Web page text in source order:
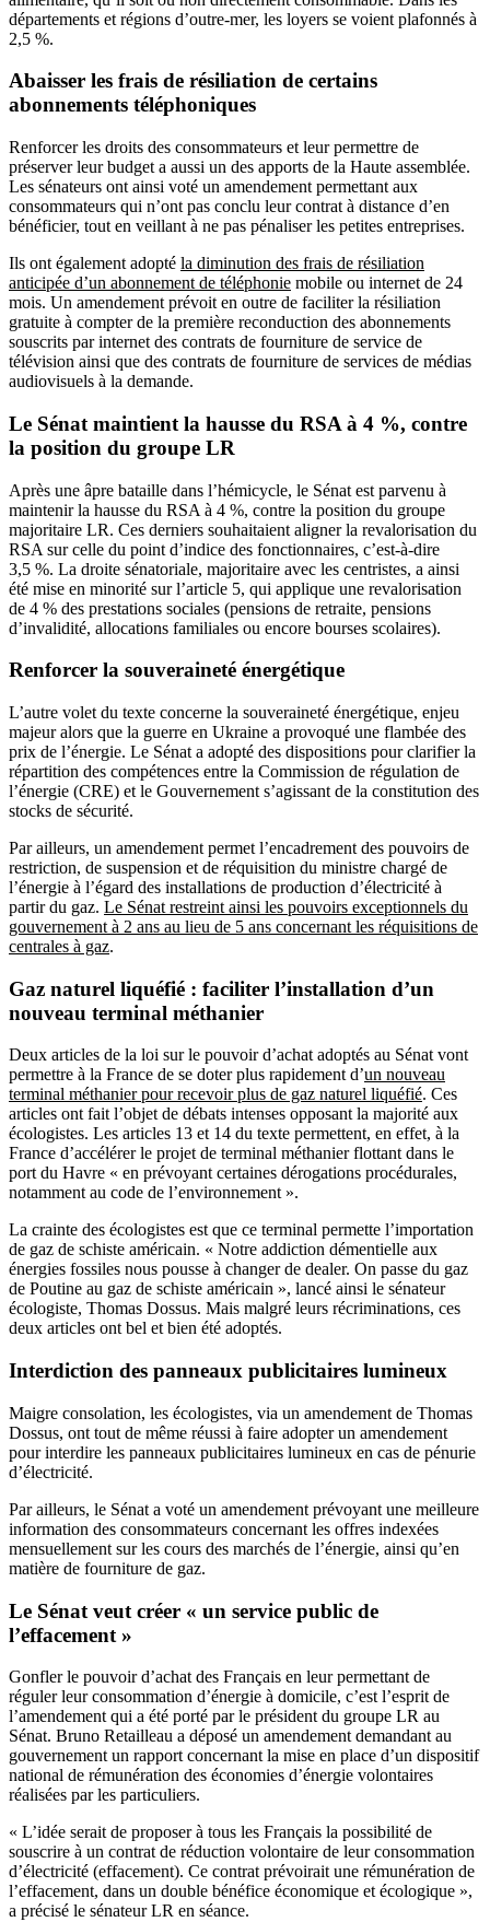
départements et régions d’outre-mer, les loyers se voient plafonnés à
2,5 %.
Abaisser les frais de résiliation de certains
abonnements téléphoniques
Renforcer les droits des consommateurs et leur permettre de
préserver leur budget a aussi un des apports de la Haute assemblée.
Les sénateurs ont ainsi voté un amendement permettant aux
consommateurs qui n’ont pas conclu leur contrat à distance d’en
bénéficier, tout en veillant à ne pas pénaliser les petites entreprises.
Ils ont également adopté la diminution des frais de résiliation
anticipée d’un abonnement de téléphonie mobile ou internet de 24
mois. Un amendement prévoit en outre de faciliter la résiliation
gratuite à compter de la première reconduction des abonnements
souscrits par internet des contrats de fourniture de service de
télévision ainsi que des contrats de fourniture de services de médias
audiovisuels à la demande.
Le Sénat maintient la hausse du RSA à 4 %, contre
la position du groupe LR
Après une âpre bataille dans l’hémicycle, le Sénat est parvenu à
maintenir la hausse du RSA à 4 %, contre la position du groupe
majoritaire LR. Ces derniers souhaitaient aligner la revalorisation du
RSA sur celle du point d’indice des fonctionnaires, c’est-à-dire
3,5 %. La droite sénatoriale, majoritaire avec les centristes, a ainsi
été mise en minorité sur l’article 5, qui applique une revalorisation
de 4 % des prestations sociales (pensions de retraite, pensions
d’invalidité, allocations familiales ou encore bourses scolaires).
Renforcer la souveraineté énergétique
L’autre volet du texte concerne la souveraineté énergétique, enjeu
majeur alors que la guerre en Ukraine a provoqué une flambée des
prix de l’énergie. Le Sénat a adopté des dispositions pour clarifier la
répartition des compétences entre la Commission de régulation de
l’énergie (CRE) et le Gouvernement s’agissant de la constitution des
stocks de sécurité.
Par ailleurs, un amendement permet l’encadrement des pouvoirs de
restriction, de suspension et de réquisition du ministre chargé de
l’énergie à l’égard des installations de production d’électricité à
partir du gaz. Le Sénat restreint ainsi les pouvoirs exceptionnels du
gouvernement à 2 ans au lieu de 5 ans concernant les réquisitions de
centrales à gaz.
Gaz naturel liquéfié : faciliter l’installation d’un
nouveau terminal méthanier
Deux articles de la loi sur le pouvoir d’achat adoptés au Sénat vont
permettre à la France de se doter plus rapidement d’un nouveau
terminal méthanier pour recevoir plus de gaz naturel liquéfié. Ces
articles ont fait l’objet de débats intenses opposant la majorité aux
écologistes. Les articles 13 et 14 du texte permettent, en effet, à la
France d’accélérer le projet de terminal méthanier flottant dans le
port du Havre « en prévoyant certaines dérogations procédurales,
notamment au code de l’environnement ».
La crainte des écologistes est que ce terminal permette l’importation
de gaz de schiste américain. « Notre addiction démentielle aux
énergies fossiles nous pousse à changer de dealer. On passe du gaz
de Poutine au gaz de schiste américain », lancé ainsi le sénateur
écologiste, Thomas Dossus. Mais malgré leurs récriminations, ces
deux articles ont bel et bien été adoptés.
Interdiction des panneaux publicitaires lumineux
Maigre consolation, les écologistes, via un amendement de Thomas
Dossus, ont tout de même réussi à faire adopter un amendement
pour interdire les panneaux publicitaires lumineux en cas de pénurie
d’électricité.
Par ailleurs, le Sénat a voté un amendement prévoyant une meilleure
information des consommateurs concernant les offres indexées
mensuellement sur les cours des marchés de l’énergie, ainsi qu’en
matière de fourniture de gaz.
Le Sénat veut créer « un service public de
l’effacement »
Gonfler le pouvoir d’achat des Français en leur permettant de
réguler leur consommation d’énergie à domicile, c’est l’esprit de
l’amendement qui a été porté par le président du groupe LR au
Sénat. Bruno Retailleau a déposé un amendement demandant au
gouvernement un rapport concernant la mise en place d’un dispositif
national de rémunération des économies d’énergie volontaires
réalisées par les particuliers.
« L’idée serait de proposer à tous les Français la possibilité de
souscrire à un contrat de réduction volontaire de leur consommation
d’électricité (effacement). Ce contrat prévoirait une rémunération de
l’effacement, dans un double bénéfice économique et écologique »,
a précisé le sénateur LR en séance.